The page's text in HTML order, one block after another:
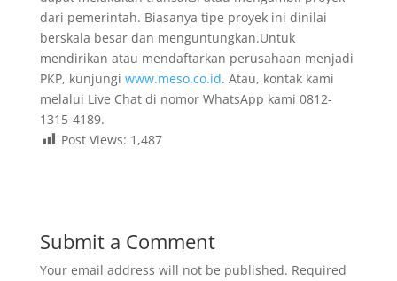
dari pemerintah. Biasanya tipe proyek ini dinilai
berskala besar dan menguntungkan.Untuk
mendirikan atau mendaftarkan perusahaan menjadi
PKP, kunjungi www.meso.co.id. Atau, kontak kami
melalui Live Chat di nomor WhatsApp kami 0812-
1315-4189.
Post Views: 1,487
Submit a Comment
Your email address will not be published. Required